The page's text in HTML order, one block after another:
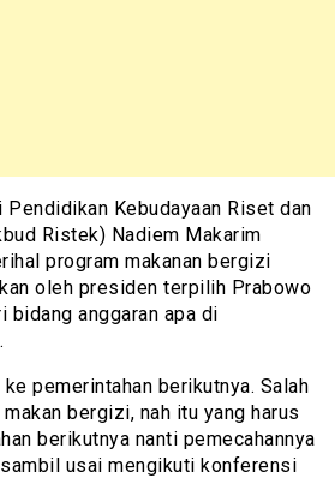
Kebudayaan Riset dan
Ristek) Nadiem Makarim
program makanan bergizi
oleh presiden terpilih Prabowo
bidang anggaran apa di
pemerintahan berikutnya. Salah
bergizi, nah itu yang harus
berikutnya nanti pemecahannya
sambil usai mengikuti konferensi